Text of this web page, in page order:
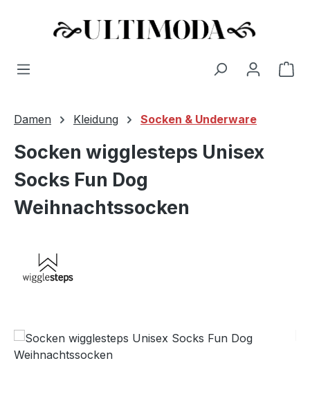
Zum Hauptinhalt springen
Damen Kleidung Socken & Underware
Socken wigglesteps Unisex
Socks Fun Dog
Weihnachtssocken
Bildergalerie überspringen